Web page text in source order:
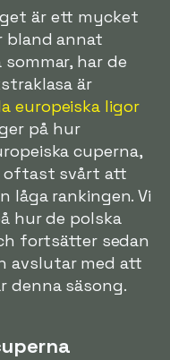
är ett mycket
bland annat
sommar, har de
är
europeiska ligor
på hur
cuperna,
oftast svårt att
låga rankingen. Vi
hur de polska
fortsätter sedan
avslutar med att
denna säsong.